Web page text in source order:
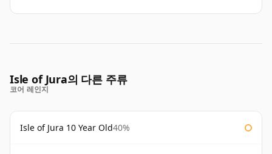
Isle of Jura의 다른 주류
코어 레인지
Isle of Jura 10 Year Old40%